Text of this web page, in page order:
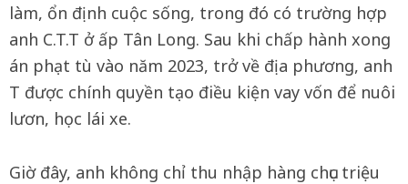
làm, ổn định cuộc sống, trong đó có trường hợp
anh C.T.T ở ấp Tân Long. Sau khi chấp hành xong
án phạt tù vào năm 2023, trở về địa phương, anh
T được chính quyền tạo điều kiện vay vốn để nuôi
lươn, học lái xe.
Giờ đây, anh không chỉ thu nhập hàng chục triệu